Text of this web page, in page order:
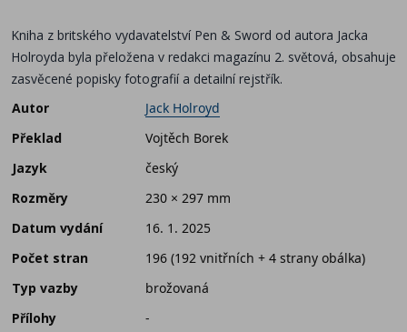
Kniha z britského vydavatelství Pen & Sword od autora Jacka
Holroyda byla přeložena v redakci magazínu 2. světová, obsahuje
zasvěcené popisky fotografií a detailní rejstřík.
Autor
Jack Holroyd
Překlad
Vojtěch Borek
Jazyk
český
Rozměry
230 × 297 mm
Datum vydání
16. 1. 2025
Počet stran
196 (192 vnitřních + 4 strany obálka)
Typ vazby
brožovaná
Přílohy
-